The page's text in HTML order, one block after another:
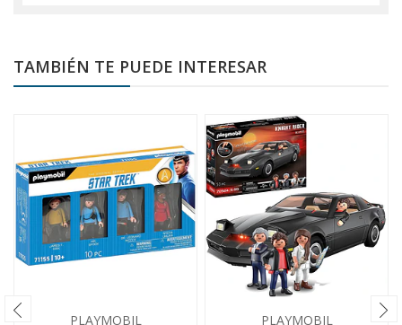
TAMBIÉN TE PUEDE INTERESAR
PLAYMOBIL PLAYMOBIL